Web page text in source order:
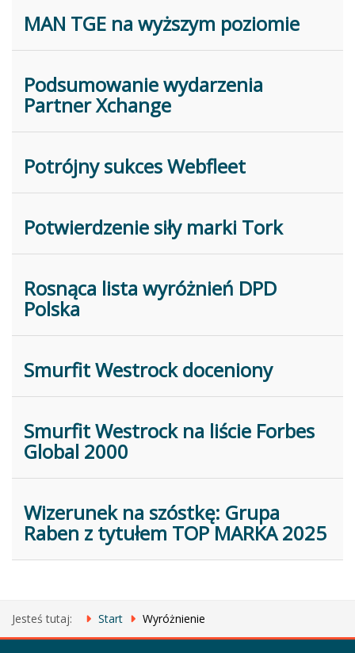
MAN TGE na wyższym poziomie
Podsumowanie wydarzenia
Partner Xchange
Potrójny sukces Webfleet
Potwierdzenie siły marki Tork
Rosnąca lista wyróżnień DPD
Polska
Smurfit Westrock doceniony
Smurfit Westrock na liście Forbes
Global 2000
Wizerunek na szóstkę: Grupa
Raben z tytułem TOP MARKA 2025
Jesteś tutaj: Start Wyróżnienie